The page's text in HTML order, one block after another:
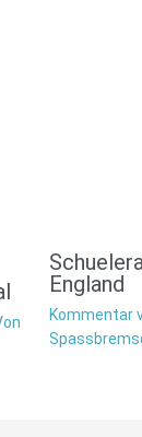
England
Kommentar